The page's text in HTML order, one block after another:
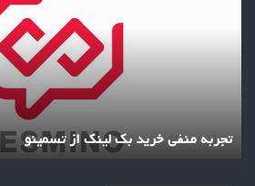
تجربه منفی خرید بک لینک از تسمینو